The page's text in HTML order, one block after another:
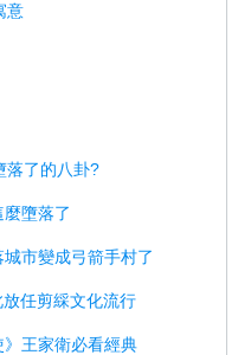
意
落了的八卦?
墮落了
市變成弓箭手村了
任剪綵文化流行
王家衛必看經典